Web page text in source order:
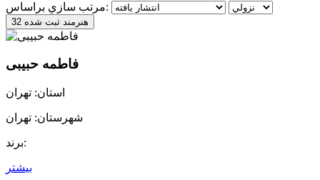
مرتب سازي براساس:
32 هنرمند ثبت شده
فاطمه حبیبی
استان: تهران
شهرستان: تهران
برند:
بیشتر